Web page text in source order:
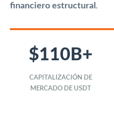
financiero estructural .
$110B+
CAPITALIZACIÓN DE
MERCADO DE USDT